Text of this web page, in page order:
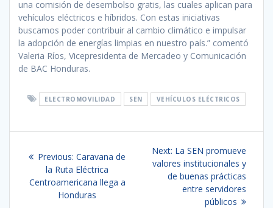
una comisión de desembolso gratis, las cuales aplican para
vehículos eléctricos e híbridos. Con estas iniciativas
buscamos poder contribuir al cambio climático e impulsar
la adopción de energías limpias en nuestro país.” comentó
Valeria Ríos, Vicepresidenta de Mercadeo y Comunicación
de BAC Honduras.
ELECTROMOVILIDAD SEN VEHÍCULOS ELÉCTRICOS
entradas
Previous: Previous
post:
Caravana de
la Ruta Eléctrica
Centroamericana llega a
Honduras
Next: Next
post:
La SEN promueve
valores institucionales y
de buenas prácticas
entre servidores
públicos